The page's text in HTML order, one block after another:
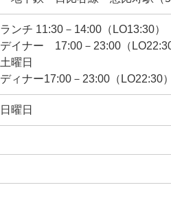
ランチ 11:30－14:00（LO13:30）
デイナー 17:00－23:00（LO22:30
土曜日
ディナー17:00－23:00（LO22:30
日曜日